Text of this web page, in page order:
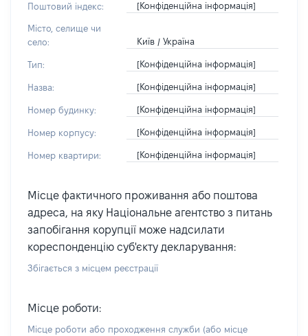
Поштовий індекс: [Конфіденційна інформація]
Місто, селище чи
село:
Київ / Україна
Тип: [Конфіденційна інформація]
Назва: [Конфіденційна інформація]
Номер будинку: [Конфіденційна інформація]
Номер корпусу: [Конфіденційна інформація]
Номер квартири: [Конфіденційна інформація]
Місце фактичного проживання або поштова
адреса, на яку Національне агентство з питань
запобігання корупції може надсилати
кореспонденцію суб'єкту декларування:
Збігається з місцем реєстрації
Місце роботи:
Місце роботи або проходження служби (або місце